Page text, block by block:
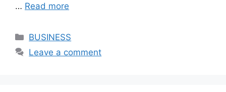
… Read more
Categories
BUSINESS
Leave a comment